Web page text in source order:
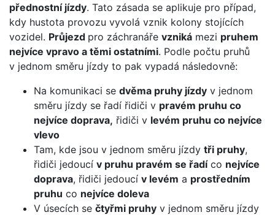
přednostní jízdy. Tato zásada se aplikuje pro případ,
kdy hustota provozu vyvolá vznik kolony stojících
vozidel. Průjezd pro záchranáře vzniká mezi pruhem
nejvíce vpravo a těmi ostatními. Podle počtu pruhů
v jednom směru jízdy to pak vypadá následovně:
Na komunikaci se dvěma pruhy jízdy v jednom
směru jízdy se řadí řidiči v pravém pruhu co
nejvíce doprava, řidiči v levém pruhu co nejvíce
vlevo
Tam, kde jsou v jednom směru jízdy tři pruhy,
řidiči jedoucí v pruhu pravém se řadíco nejvíce
doprava, řidiči jedoucí v levém a prostředním
pruhu co nejvíce doleva
V úsecích se čtyřmi pruhy v jednom směru jízdy